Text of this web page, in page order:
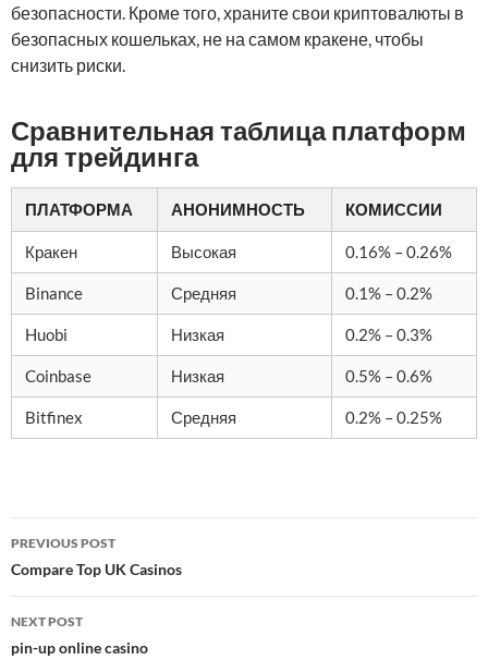
безопасности. Кроме того, храните свои криптовалюты в
безопасных кошельках, не на самом кракене, чтобы
снизить риски.
Сравнительная таблица платформ
для трейдинга
ПЛАТФОРМА АНОНИМНОСТЬ КОМИССИИ
Кракен Высокая 0.16% – 0.26%
Binance Средняя 0.1% – 0.2%
Huobi Низкая 0.2% – 0.3%
Coinbase Низкая 0.5% – 0.6%
Bitfinex Средняя 0.2% – 0.25%
Post
navigation
PREVIOUS POST
Compare Top UK Casinos
NEXT POST
pin-up online casino